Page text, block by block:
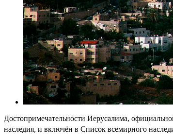
Достопримечательности Иерусалима,
наследия, и включён в Список всемирного